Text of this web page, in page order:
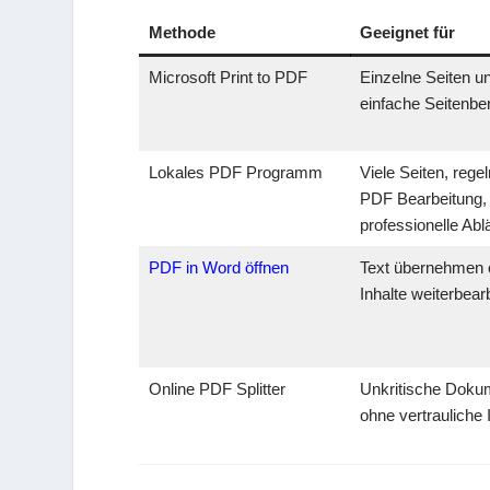
Methode Geeignet für
Microsoft Print to PDF
Einzelne Seiten
einfache
Lokales PDF Programm
Viele Seiten,
PDF Bearbeitung,
professionelle
PDF in Word öffnen
Text übernehmen
Inhalte
Online PDF Splitter
Unkritische
ohne vertrauliche